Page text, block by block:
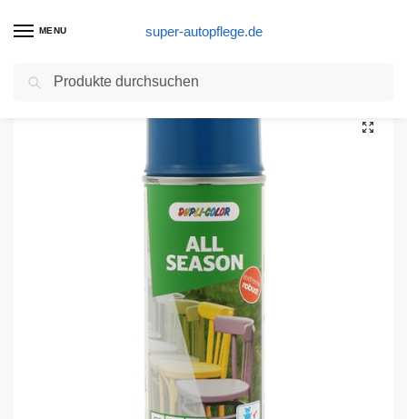
MENU super-autopflege.de
Start Autolack Produkte / Dupli-Color 466762 Lackspray enzianblau 400 ml